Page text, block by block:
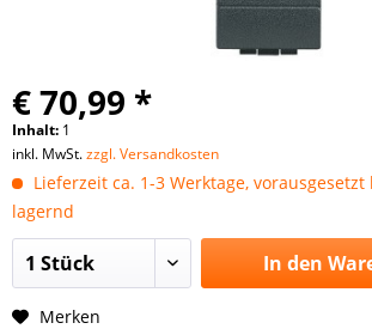
€ 70,99 *
Inhalt: 1
inkl. MwSt.zzgl. Versandkosten
Lieferzeit ca. 1-3 Werktage,
lagernd
In den
Merken